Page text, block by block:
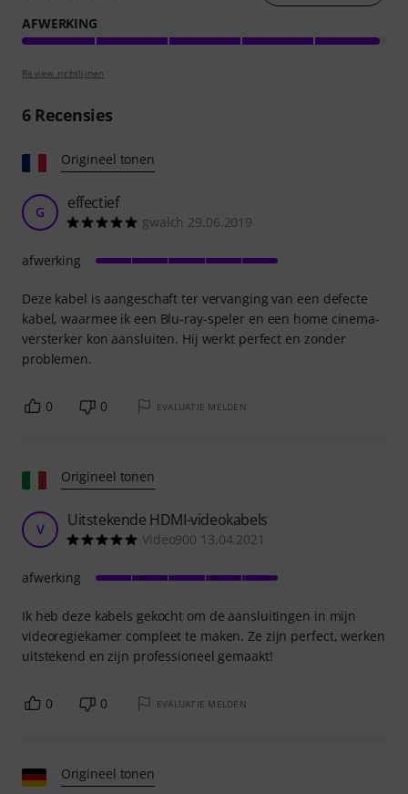
AFWERKING
Review richtlijnen
6Recensies
Origineel tonen
G effectief
gwalch 29.06.2019
Deze kabel is aangeschaft ter vervanging van een defecte
kabel, waarmee ik een Blu-ray-speler en een home cinema-
versterker kon aansluiten. Hij werkt perfect en zonder
problemen.
afwerking
0 0 EVALUATIE MELDEN
Origineel tonen
V Uitstekende HDMI-videokabels
Video900 13.04.2021
Ik heb deze kabels gekocht om de aansluitingen in mijn
videoregiekamer compleet te maken. Ze zijn perfect, werken
uitstekend en zijn professioneel gemaakt!
afwerking
0 0 EVALUATIE MELDEN
Origineel tonen